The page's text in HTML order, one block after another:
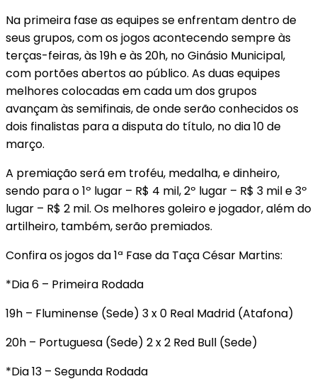
Na primeira fase as equipes se enfrentam dentro de
seus grupos, com os jogos acontecendo sempre às
terças-feiras, às 19h e às 20h, no Ginásio Municipal,
com portões abertos ao público. As duas equipes
melhores colocadas em cada um dos grupos
avançam às semifinais, de onde serão conhecidos os
dois finalistas para a disputa do título, no dia 10 de
março.
A premiação será em troféu, medalha, e dinheiro,
sendo para o 1º lugar – R$ 4 mil, 2º lugar – R$ 3 mil e 3º
lugar – R$ 2 mil. Os melhores goleiro e jogador, além do
artilheiro, também, serão premiados.
Confira os jogos da 1ª Fase da Taça César Martins:
*Dia 6 – Primeira Rodada
19h – Fluminense (Sede) 3 x 0 Real Madrid (Atafona)
20h – Portuguesa (Sede) 2 x 2 Red Bull (Sede)
*Dia 13 – Segunda Rodada